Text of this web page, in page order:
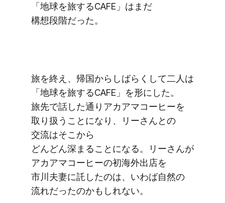
「地球を​旅する​CAFE」は​まだ​
構想段階だった。
旅を​終え、​帰国からしばらくして​二人は​
「地球を​旅する​CAFE」を​形にした。​
旅先で​話した​通りアカアマコーヒーを​
取り扱うことに​なり、​リーさんとの​
交流は​そこから​
どんどん深まることになる。​リーさんが​
アカアマコーヒーの​初海外出店を​
市川夫妻に​託したのは、​いわば​自然の​
流れだったのかもしれない。